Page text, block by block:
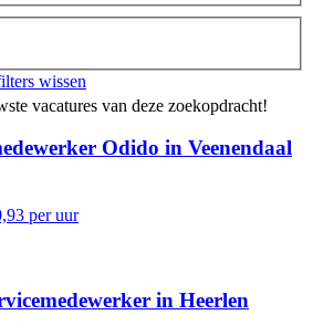
wissen
vacatures van deze zoekopdracht!
Odido in Veenendaal
per uur
in Heerlen